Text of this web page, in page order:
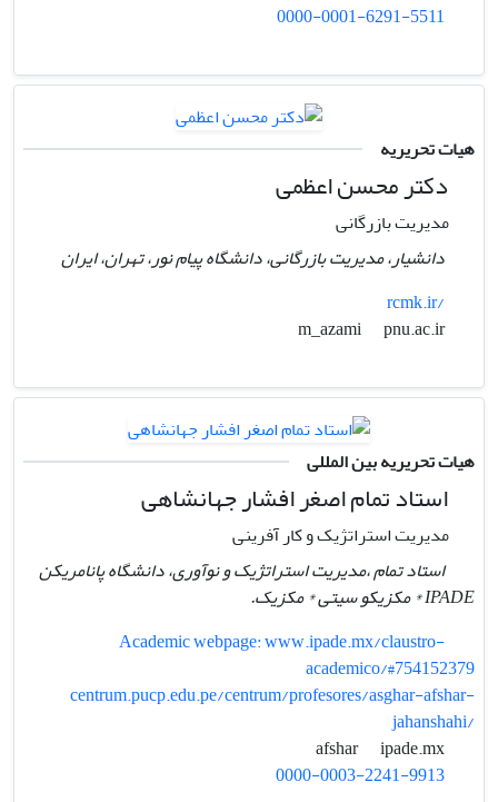
0000-0001-6291-5511
هیات تحریریه
دکتر محسن اعظمی
مدیریت بازرگانی
دانشیار، مدیریت بازرگانی، دانشگاه پیام نور، تهران، ایران
rcmk.ir/
m_azami
pnu.ac.ir
هیات تحریریه بین المللی
استاد تمام اصغر افشار جهانشاهی
مدیریت استراتژیک و کار آفرینی
استاد تمام ،مدیریت استراتژیک و نوآوری، دانشگاه پانامریکن
IPADE * مکزیکو سیتی * مکزیک.
Academic webpage: www.ipade.mx/claustro-
academico/#754152379
centrum.pucp.edu.pe/centrum/profesores/asghar-afshar-
jahanshahi/
ipade.mx
0000-0003-2241-9913